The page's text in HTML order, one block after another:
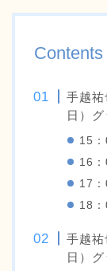
Contents
手越
日）
15：
16：
17：
18：
手越
日）